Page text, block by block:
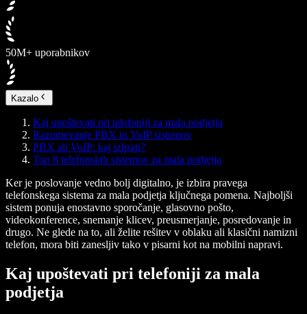
50M+ uporabnikov
Kazalo
Kaj upoštevati pri telefoniji za mala podjetja
Razumevanje PBX in VoIP sistemov
PBX ali VoIP: kaj izbrati?
Top 8 telefonskih sistemov za mala podjetja
Ker je poslovanje vedno bolj digitalno, je izbira pravega
telefonskega sistema za mala podjetja ključnega pomena. Najboljši
sistem ponuja enostavno sporočanje, glasovno pošto,
videokonference, snemanje klicev, preusmerjanje, posredovanje in
drugo. Ne glede na to, ali želite rešitev v oblaku ali klasični namizni
telefon, mora biti zanesljiv tako v pisarni kot na mobilni napravi.
Kaj upoštevati pri telefoniji za mala
podjetja